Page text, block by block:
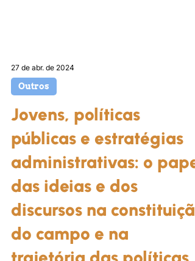
27 de abr. de 2024
Jovens, políticas
públicas e estratégias
administrativas: o papel